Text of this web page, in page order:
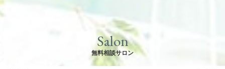
Salon
無料相談サロン